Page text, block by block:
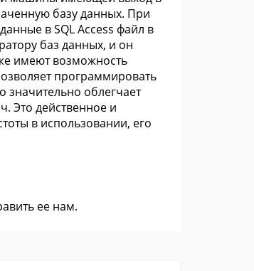
базу данных. При
в SQL Access файл в
баз данных, и он
имеют возможность
программировать
облегчает
Это действенное и
в использовании, его
ее нам.